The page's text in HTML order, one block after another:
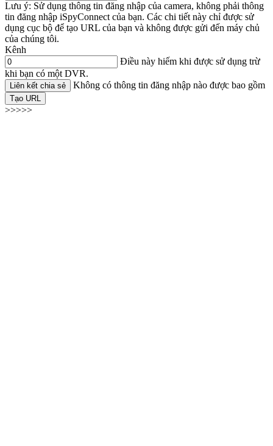
Lưu ý: Sử dụng thông tin đăng nhập của camera, không phải thông
tin đăng nhập iSpyConnect của bạn. Các chi tiết này chỉ được sử
dụng cục bộ để tạo URL của bạn và không được gửi đến máy chủ
của chúng tôi.
Kênh
Điều này hiếm khi được sử dụng trừ
khi bạn có một DVR.
Liên kết chia sẻ Không có thông tin đăng nhập nào được bao gồm
Tạo URL
>>>>>